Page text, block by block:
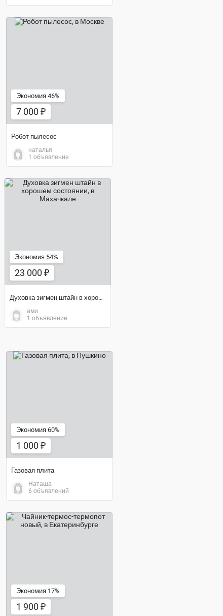
Экономия 46%
7 000 ₽
Робот пылесос
наталья
1 объявление
Экономия 54%
23 000 ₽
Духовка зигмен штайн в хорошем состоянии
ами
1 объявление
Экономия 60%
1 000 ₽
Газовая плита
Наташа
6 объявлений
Экономия 17%
1 900 ₽